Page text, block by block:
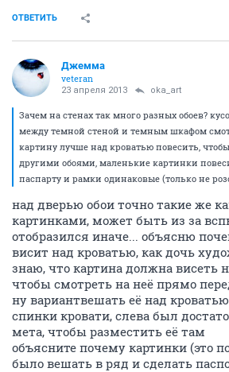
ОТВЕТИТЬ
Джемма
veteran
23 апреля 2013 oka_art
Зачем на стенах так много разных обоев?
между темной стеной и темным шкафом
картину лучше над кроватью повесить,
другими обоями, маленькие картинки
паспарту и рамки одинаковые (только не
над дверью обои точно такие же
картинками, может быть из за
отобразился иначе... объясню
висит над кроватью, как дочь
знаю, что картина должна висеть
чтобы смотреть на неё прямо
ну вариантвешать её над
спинки кровати, слева был
мета, чтобы разместить её там
объясните почему картинки (это
было вешать в ряд и сделать